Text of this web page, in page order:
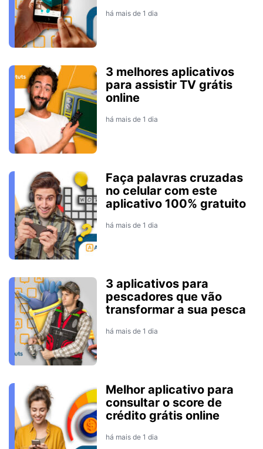
há mais de 1 dia
3 melhores aplicativos
para assistir TV grátis
online
há mais de 1 dia
Faça palavras cruzadas
no celular com este
aplicativo 100% gratuito
há mais de 1 dia
3 aplicativos para
pescadores que vão
transformar a sua pesca
há mais de 1 dia
Melhor aplicativo para
consultar o score de
crédito grátis online
há mais de 1 dia